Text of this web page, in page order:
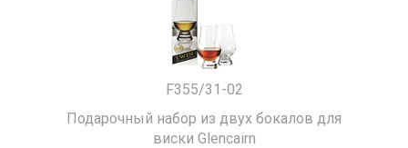
F355/31-02
Подарочный набор из двух бокалов для
виски Glencairn